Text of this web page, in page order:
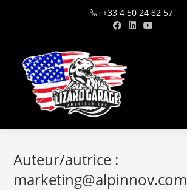
content
:+33 4 50 24 82 57
Auteur/autrice :
marketing@alpinnov.com